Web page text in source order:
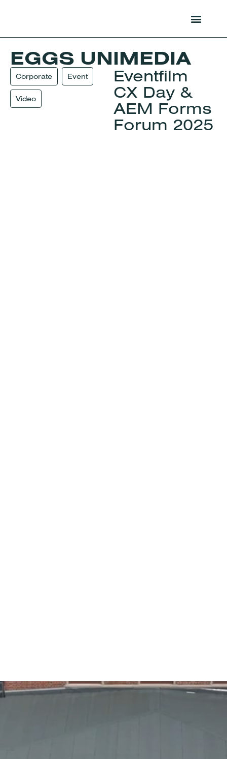
EGGS UNIMEDIA
Corporate Event
Video
Eventfilm
CX Day &
AEM Forms
Forum 2025